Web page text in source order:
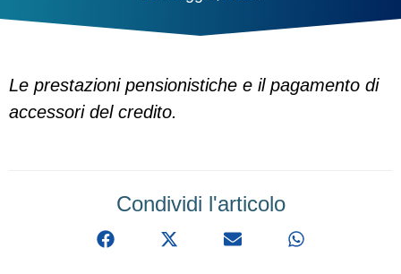
Le prestazioni pensionistiche e il pagamento di
accessori del credito.
Condividi l'articolo